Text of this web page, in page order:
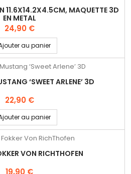
11.6X14.2X4.5CM, MAQUETTE 3D
EN METAL
24,90 €
au panier
‘SWEET ARLENE’ 3D
22,90 €
au panier
VON RICHTHOFEN